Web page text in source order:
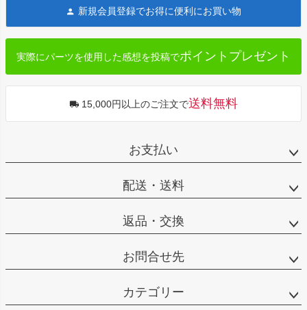
へ
新規会員登録でお得に便利にお買い物
実際にパーツを使用した感想を投稿でポイントプレゼント
15,000円以上のご注文で送料無料
お支払い
配送・送料
返品・交換
お問合せ先
カテゴリー